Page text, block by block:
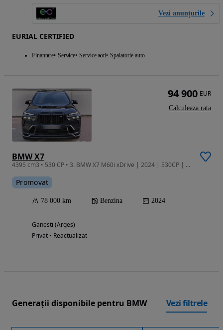
Vezi anunțurile
EURIAL CERTIFIED
Finantare Service Service roti Spalatorie auto
BMW X7
4395 cm3 • 530 CP • 3. BMW X7 M60i xDrive | 2024 | 530CP | Service gratuit | Garantie | Fu
Promovat
78 000 km Benzina 2024
Ganesti (Arges)
Privat • Reactualizat
94 900 EUR
Calculeaza rata
Generații disponibile pentru BMW Vezi filtrele